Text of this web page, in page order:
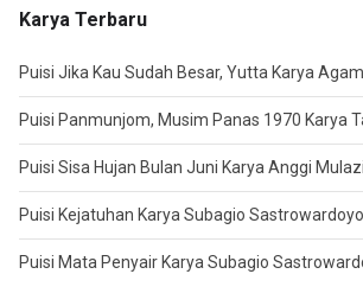
Karya Terbaru
Puisi Jika Kau Sudah Besar, Yutta Karya
Puisi Panmunjom, Musim Panas 1970 Karya
Puisi Sisa Hujan Bulan Juni Karya Anggi
Puisi Kejatuhan Karya Subagio Sastrowardoyo
Puisi Mata Penyair Karya Subagio